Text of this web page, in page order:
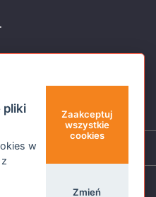
pliki
w
Zaakceptuj
wszystkie
cookies
Zmień